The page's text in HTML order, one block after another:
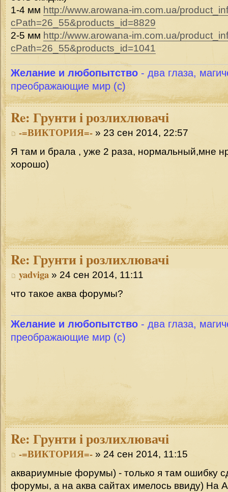
1-4 мм http://www.arowana-im.com.ua/
cPath=26_55&products_id=8829
2-5 мм http://www.arowana-im.com.ua/
cPath=26_55&products_id=1041
Желание и любопытство - два глаза,
преображающие мир (с)
Re: Грунти і розлихлювачі
-=ВИКТОРИЯ=- » 23 сен 2014, 22:57
Я там и брала , уже 2 раза, нормальный,мне
хорошо)
Re: Грунти і розлихлювачі
yadviga » 24 сен 2014, 11:11
что такое аква форумы?
Желание и любопытство - два глаза,
преображающие мир (с)
Re: Грунти і розлихлювачі
-=ВИКТОРИЯ=- » 24 сен 2014, 11:15
аквариумные форумы) - только я там ошибку
форумы, а на аква сайтах имелось ввиду) На